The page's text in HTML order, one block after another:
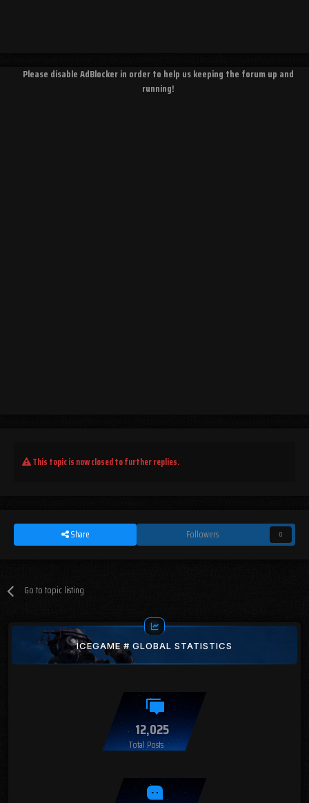
Please disable AdBlocker in order to help us keeping the forum up and
running!
This topic is now closed to further replies.
Share Followers 0
Go to topic listing
ICEGAME # GLOBAL STATISTICS
12,025
Total Posts